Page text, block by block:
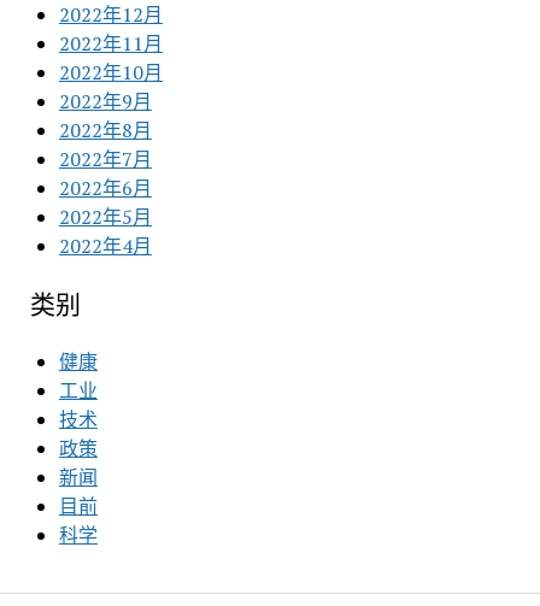
2022年12月
2022年11月
2022年10月
2022年9月
2022年8月
2022年7月
2022年6月
2022年5月
2022年4月
类别
健康
工业
技术
政策
新闻
目前
科学